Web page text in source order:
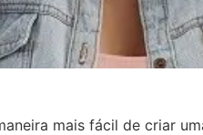
mais fácil de criar